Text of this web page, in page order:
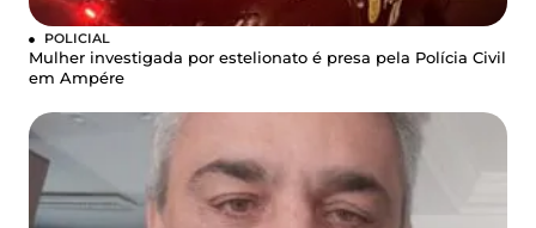
POLICIAL
Mulher investigada por estelionato é presa pela Polícia Civil
em Ampére